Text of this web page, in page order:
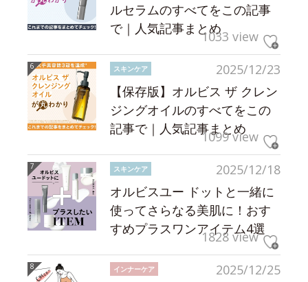
ルセラムのすべてをこの記事
で｜人気記事まとめ1033 view
2025/12/23
スキンケア
【保存版】オルビス ザ クレン
ジングオイルのすべてをこの
記事で｜人気記事まとめ
1099 view
2025/12/18
スキンケア
オルビスユー ドットと一緒に
使ってさらなる美肌に！おす
すめプラスワンアイテム4選
1828 view
2025/12/25
インナーケア